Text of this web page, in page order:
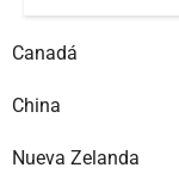
Canadá
China
Nueva Zelanda